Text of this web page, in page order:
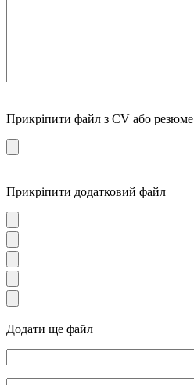
Прикріпити файл з CV або резюме
Прикріпити додатковий файл
Додати ще файл